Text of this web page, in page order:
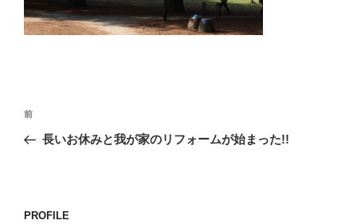
k
投
ナ
ー
前
の
前
長いお休みと我が家のリフォームが始まった!!
PROFILE